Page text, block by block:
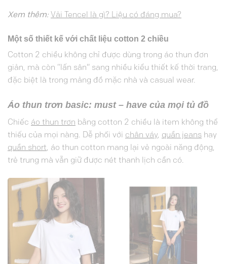
Xem thêm: Vải Tencel là gì? Liệu có đáng mua?
Một số thiết kế với chất liệu cotton 2 chiều
Cotton 2 chiều không chỉ được dùng trong áo thun đơn
giản, mà còn “lấn sân” sang nhiều kiểu thiết kế thời trang,
đặc biệt là trong mảng đồ mặc nhà và casual wear.
Áo thun trơn basic: must – have của mọi tủ đồ
Chiếc áo thun trơn bằng cotton 2 chiều là item không thể
thiếu của mọi nàng. Dễ phối với chân váy, quần jeans hay
quần short, áo thun cotton mang lại vẻ ngoài năng động,
trẻ trung mà vẫn giữ được nét thanh lịch cần có.